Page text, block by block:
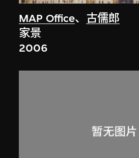
MAP Office、 古儒郎
家景
2006